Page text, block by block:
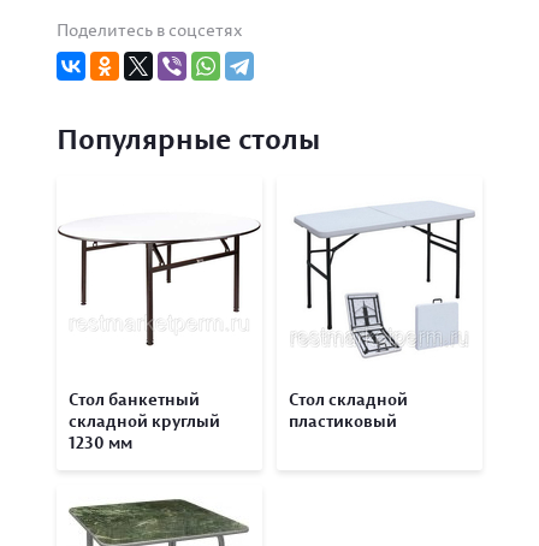
Поделитесь в соцсетях
Популярные столы
Стол банкетный
складной круглый
1230 мм
Стол складной
пластиковый